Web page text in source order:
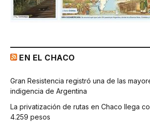
EN EL CHACO
Gran Resistencia registró una de las
indigencia de Argentina
La privatización de rutas en Chaco llega
4.259 pesos